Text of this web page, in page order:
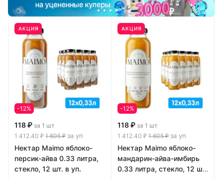
АКЦИЯ
-12%
118 ₽ за 1 шт
1 412.40 ₽ 1 605 ₽ за уп
Нектар Maimo яблоко-
персик-айва 0.33 литра,
стекло, 12 шт. в уп.
АКЦИЯ
-12%
118 ₽ за 1 шт
1 412.40 ₽ 1 605 ₽ за уп
Нектар Maimo яблоко-
мандарин-айва-имбирь
0.33 литра, стекло, 12 шт.